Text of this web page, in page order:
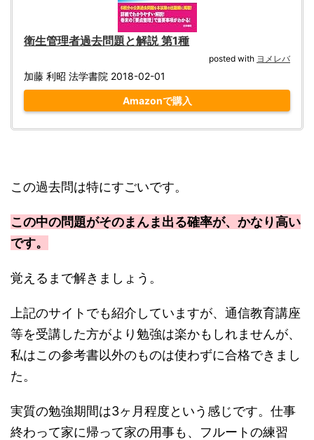
衛生管理者過去問題と解説 第1種
posted with ヨメレバ
加藤 利昭 法学書院 2018-02-01
Amazonで購入
この過去問は特にすごいです。
この中の問題がそのまんま出る確率が、かなり高い
です。
覚えるまで解きましょう。
上記のサイトでも紹介していますが、通信教育講座
等を受講した方がより勉強は楽かもしれませんが、
私はこの参考書以外のものは使わずに合格できまし
た。
実質の勉強期間は3ヶ月程度という感じです。仕事
終わって家に帰って家の用事も、フルートの練習